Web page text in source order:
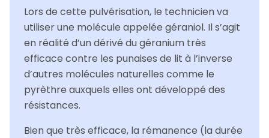
Lors de cette pulvérisation, le technicien va
utiliser une molécule appelée géraniol. Il s’agit
en réalité d’un dérivé du géranium très
efficace contre les punaises de lit à l’inverse
d’autres molécules naturelles comme le
pyrèthre auxquels elles ont développé des
résistances.
Bien que très efficace, la rémanence (la durée